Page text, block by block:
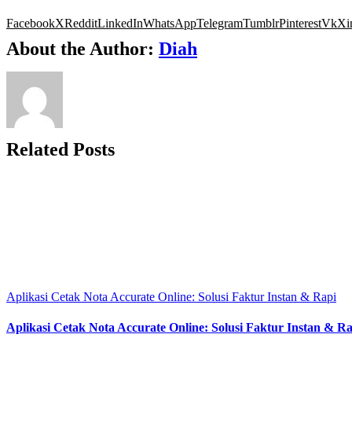
FacebookXRedditLinkedInWhatsAppTelegramTumblrPinterestVk
About the Author: Diah
Related Posts
Aplikasi Cetak Nota Accurate Online: Solusi Faktur Instan & Rapi
Aplikasi Cetak Nota Accurate Online: Solusi Faktur Instan &